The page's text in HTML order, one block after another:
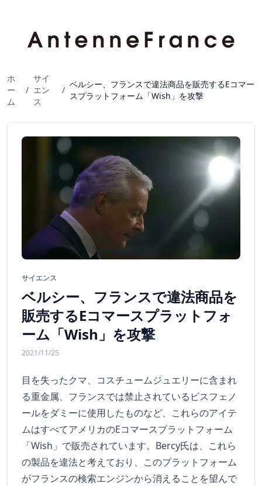
ホ
ー
ム
/
サイ
エン
ス
/
ベルシー、フランスで違法商品を販売するEコマー
スプラットフォーム「Wish」を攻撃
サイエンス
ベルシー、フランスで違法商品を
販売するEコマースプラットフォ
ーム「Wish」を攻撃
2021/11/25
目を失ったクマ、コスチュームジュエリーに含まれ
る重金属、フランスでは禁止されているビスフェノ
ールをダミーに使用したものなど、これらのアイテ
ムはすべてアメリカのEコマースプラットフォーム
「Wish」で販売されています。Bercy氏は、これら
の製品を違法と考えており、このプラットフォーム
がフランスの検索エンジンから消えることを望んで